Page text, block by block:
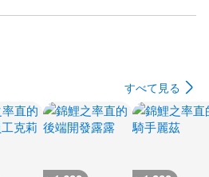
すべて見る